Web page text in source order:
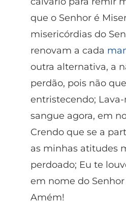
que o Senhor é
misericórdias do
renovam a cada
outra alternativa, a
perdão, pois não
entristecendo;
sangue agora, em
Crendo que se a
as minhas atitudes
perdoado; Eu te
em nome do Senhor
Amém!